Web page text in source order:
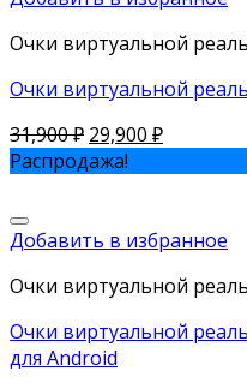
Очки виртуальной
Очки виртуальной
31,900₽ 29,900 ₽
Распродажа!
Добавить в избранное
Очки виртуальной
Очки виртуальной
для Android